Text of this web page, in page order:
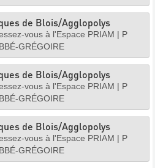
de Blois/Agglopolys
vous à l'Espace PRIAM | P
GRÉGOIRE
de Blois/Agglopolys
vous à l'Espace PRIAM | P
GRÉGOIRE
de Blois/Agglopolys
vous à l'Espace PRIAM | P
GRÉGOIRE